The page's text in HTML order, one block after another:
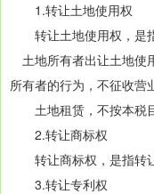
1.转让土地使用权
转让土地使用权，是指
土地所有者出让土地使
所有者的行为，不征收营
土地租赁，不按本税目
2.转让商标权
转让商标权，是指转让
3.转让专利权